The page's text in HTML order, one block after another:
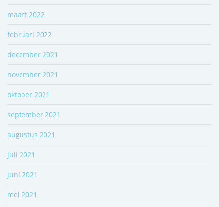
maart 2022
februari 2022
december 2021
november 2021
oktober 2021
september 2021
augustus 2021
juli 2021
juni 2021
mei 2021